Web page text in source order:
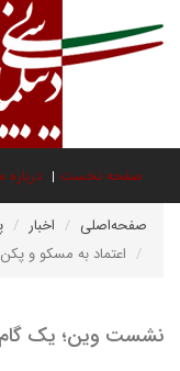
صفحه نخست درباره
صفحه‌اصلی اخبار
اعتماد به مسکو و
نشست وین؛ یک گام